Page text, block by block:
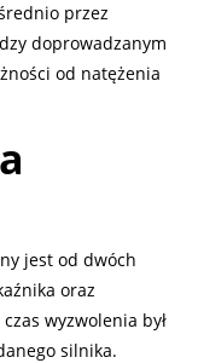
przez
doprowadzanym
od natężenia
jest od dwóch
oraz
wyzwolenia był
silnika.